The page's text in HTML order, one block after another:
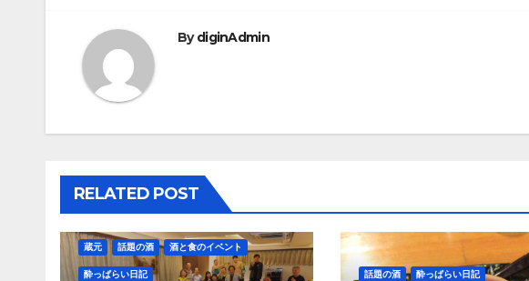
ナ
ビ
ゲ
ー
シ
ョ
ン
BydiginAdmin
RELATED POST
蔵元 話題の酒 酒と食のイベント
酔っぱらい日記 話題の酒 酔っぱらい日記